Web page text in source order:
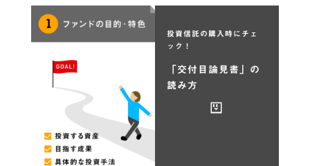
投資信託の購入時にチェ
ック！
「交付目論見書」の
読み方